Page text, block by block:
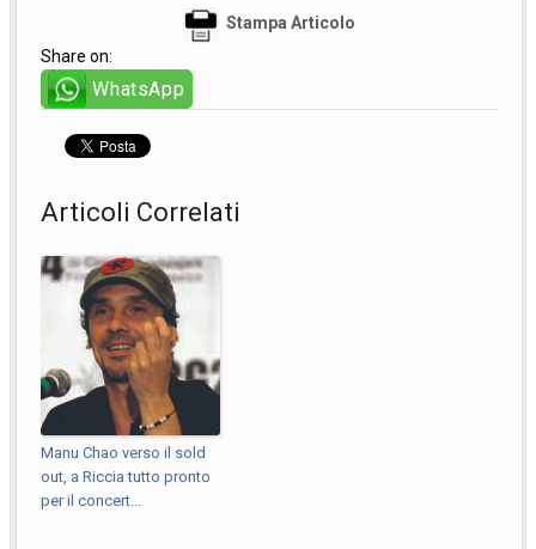
Stampa Articolo
Share on:
WhatsApp
Articoli Correlati
Manu Chao verso il sold
out, a Riccia tutto pronto
per il concert...